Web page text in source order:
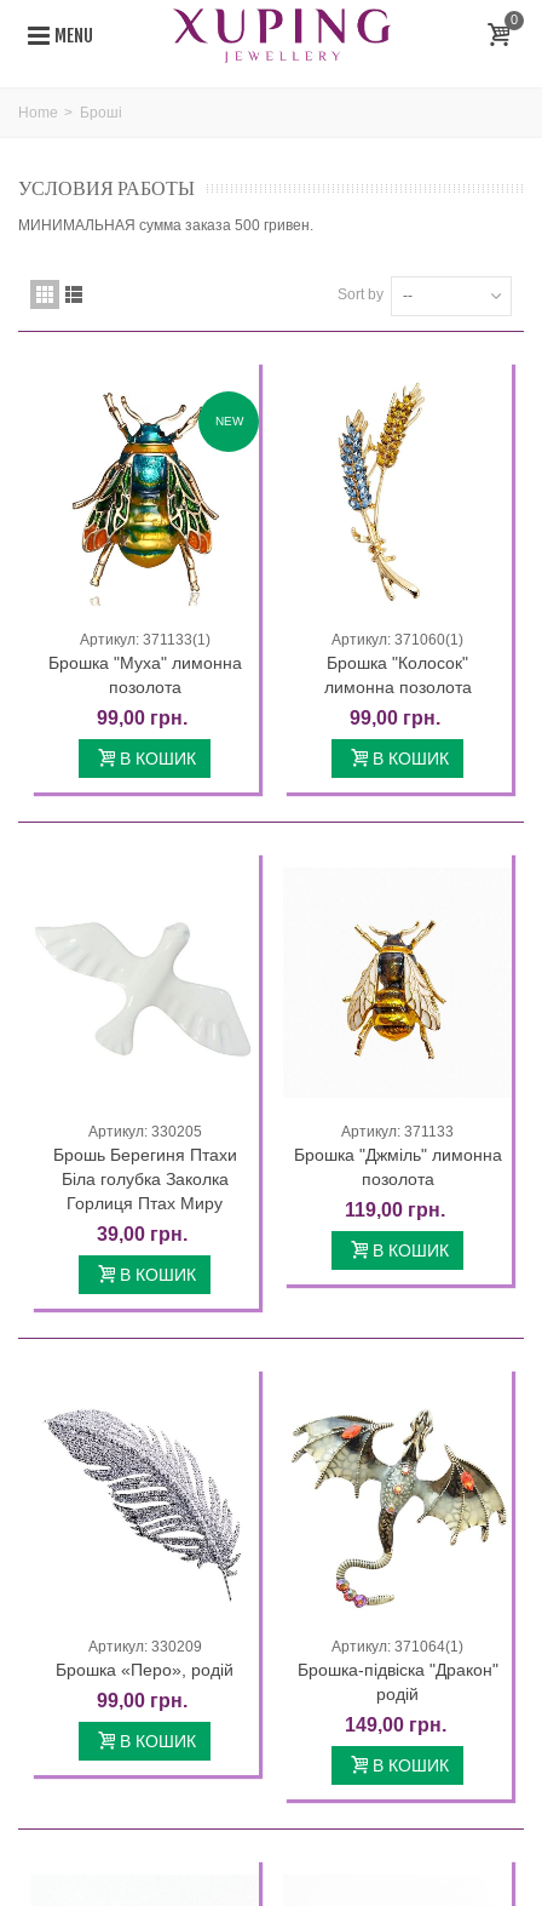
MENU
0
Home > Броші
УСЛОВИЯ РАБОТЫ
МИНИМАЛЬНАЯ сумма заказа 500 гривен.
Sort by --
NEW
Артикул: 371133(1)
Брошка "Муха" лимонна
позолота
99,00 грн.
В КОШИК
Артикул: 371060(1)
Брошка "Колосок"
лимонна позолота
99,00 грн.
В КОШИК
Артикул: 330205
Брошь Берегиня Птахи
Біла голубка Заколка
Горлиця Птах Миру
39,00 грн.
В КОШИК
Артикул: 371133
Брошка "Джміль" лимонна
позолота
119,00 грн.
В КОШИК
Артикул: 330209
Брошка «Перо», родій
99,00 грн.
В КОШИК
Артикул: 371064(1)
Брошка-підвіска "Дракон"
родій
149,00 грн.
В КОШИК